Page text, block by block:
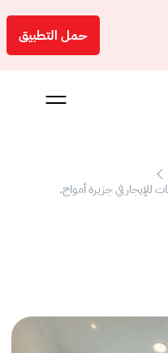
حمل التطبيق